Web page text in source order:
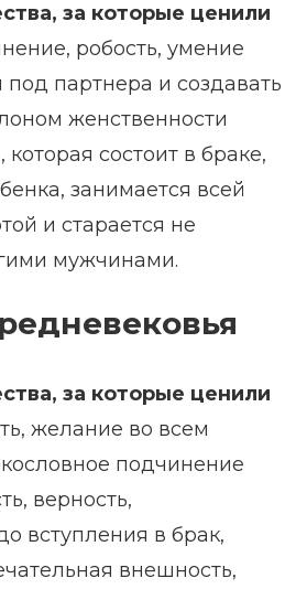
за которые ценили
робость, умение
под партнера и создавать
женственности
состоит в браке,
занимается всей
и старается не
мужчинами.
за которые ценили
желание во всем
подчинение
верность,
вступления в брак,
внешность,